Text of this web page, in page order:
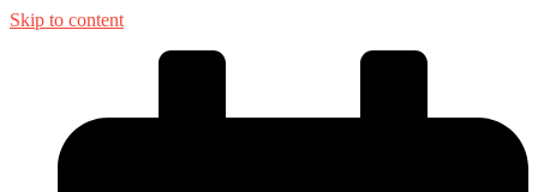
Skip to content